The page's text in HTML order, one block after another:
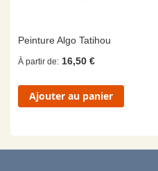
Peinture Algo Tatihou
À partir de 16,50 €
Ajouter au panier